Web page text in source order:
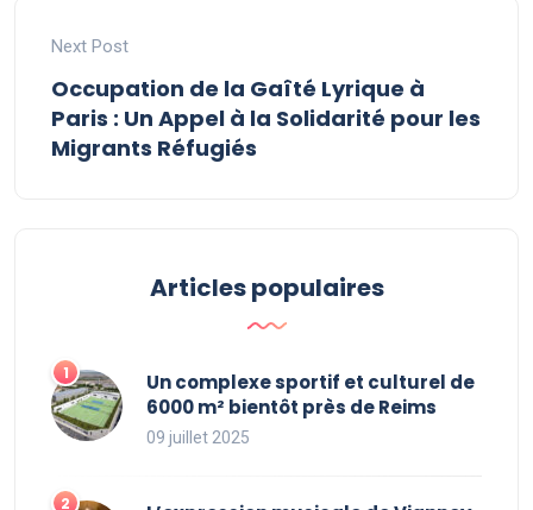
Next Post
Occupation de la Gaîté Lyrique à
Paris : Un Appel à la Solidarité pour les
Migrants Réfugiés
Articles populaires
Un complexe sportif et culturel de
6000 m² bientôt près de Reims
09 juillet 2025